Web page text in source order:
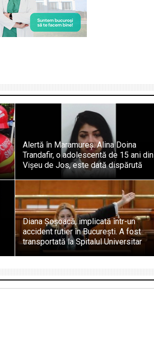
Alertă în Maramureș: Alina Doina
Trandafir, o adolescentă de 15 ani din
Vișeu de Jos, este dată dispărută
Diana Șoșoacă, implicată într-un
accident rutier în București. A fost
transportată la Spitalul Universitar